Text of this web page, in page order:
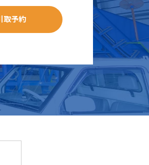
取予約